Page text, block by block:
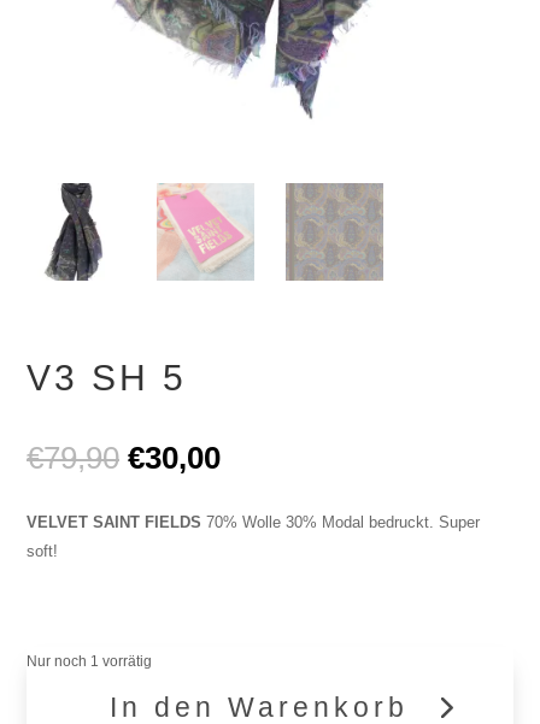
V3 SH 5
€79,90 Ursprünglicher
Preis
war:
€30,00Aktueller
ist:
VELVET SAINT FIELDS 70% Wolle 30% Modal bedruckt. Super
soft!
Nur noch 1 vorrätig
In den Warenkorb